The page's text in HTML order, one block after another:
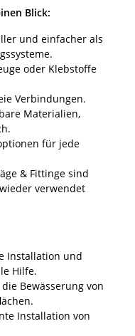
Blick:
und einfacher als
oder Klebstoffe
Verbindungen.
Materialien,
für jede
& Fittinge sind
verwendet
Installation und
Hilfe.
Bewässerung von
Installation von